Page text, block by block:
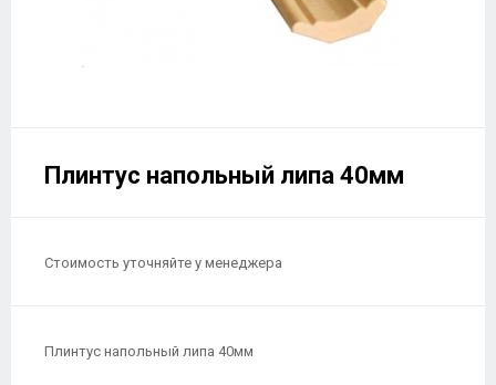
Плинтус напольный липа 40мм
Стоимость уточняйте у менеджера
Плинтус напольный липа 40мм